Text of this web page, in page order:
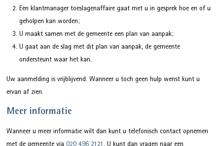
Een klantmanager toeslagenaffaire gaat met u in gesprek hoe en of u
geholpen kan worden;
U maakt samen met de gemeente een plan van aanpak;
U gaat aan de slag met dit plan van aanpak, de gemeente
ondersteunt waar het kan.
Uw aanmelding is vrijblijvend. Wanneer u toch geen hulp wenst kunt u
ervan af zien.
Meer informatie
Wanneer u meer informatie wilt dan kunt u telefonisch contact opnemen
met de gemeente via 020 496 2121. U kunt dan vragen naar een